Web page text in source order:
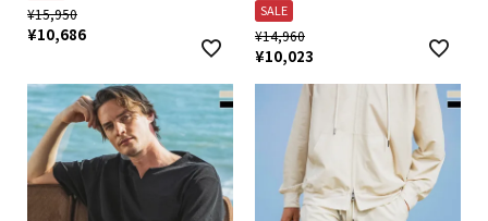
¥15,950
¥10,686
SALE
¥14,960
¥10,023